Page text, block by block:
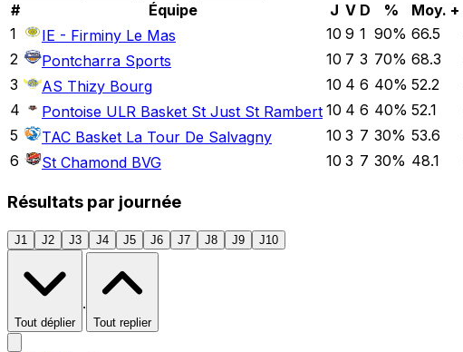
# Équipe J V D % Moy. +
1
IE - Firminy Le Mas 10 9 1 90% 66.5
2
Pontcharra Sports 10 7 3 70% 68.3
3
AS Thizy Bourg 10 4 6 40% 52.2
4
Pontoise ULR Basket St Just St Rambert 10 4 6 40% 52.1
5
TAC Basket La Tour De Salvagny 10 3 7 30% 53.6
6
St Chamond BVG 10 3 7 30% 48.1
Résultats par journée
J1 J2 J3 J4 J5 J6 J7 J8 J9 J10
Tout déplier
·
Tout replier